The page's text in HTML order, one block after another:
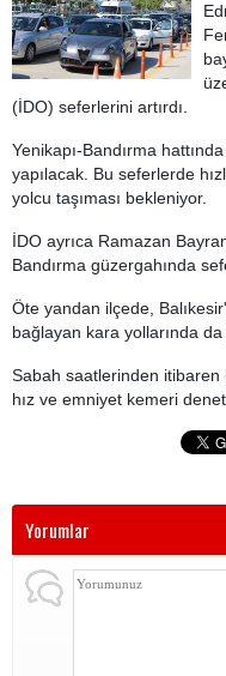
(İDO) seferlerini artırdı.
Yenikapı-Bandırma
yapılacak. Bu seferlerde
yolcu taşıması bekleniyor.
İDO ayrıca Ramazan
Bandırma güzergahında
Öte yandan ilçede,
bağlayan kara yollarında da
Sabah saatlerinden itibaren
hız ve emniyet kemeri
Yorumlar